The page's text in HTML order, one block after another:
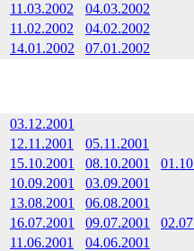
11.03.2002
04.03.2002
11.02.2002
04.02.2002
14.01.2002 07.01.2002
03.12.2001
12.11.2001
05.11.2001
15.10.2001 08.10.2001
10.09.2001
03.09.2001
13.08.2001
06.08.2001
16.07.2001 09.07.2001
11.06.2001
04.06.2001